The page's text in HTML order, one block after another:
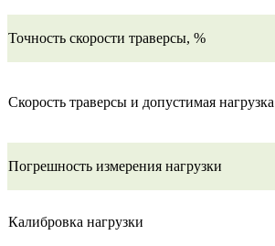
Точность скорости траверсы, %
Скорость траверсы и допустимая нагрузка
Погрешность измерения нагрузки
Калибровка нагрузки